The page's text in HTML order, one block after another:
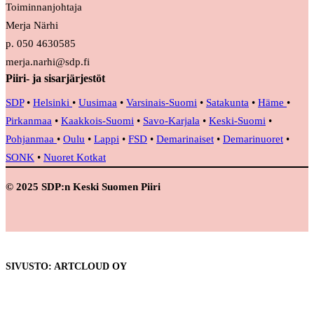
Toiminnanjohtaja
Merja Närhi
p. 050 4630585
merja.narhi@sdp.fi
Piiri- ja sisarjärjestöt
SDP• Helsinki • Uusimaa • Varsinais-Suomi • Satakunta • Häme •
Pirkanmaa • Kaakkois-Suomi • Savo-Karjala • Keski-Suomi •
Pohjanmaa • Oulu • Lappi • FSD • Demarinaiset • Demarinuoret •
SONK • Nuoret Kotkat
© 2025 SDP:n Keski Suomen Piiri
SIVUSTO: ARTCLOUD OY